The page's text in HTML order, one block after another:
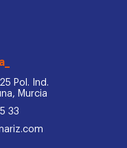
Pol. Ind.
Murcia
33